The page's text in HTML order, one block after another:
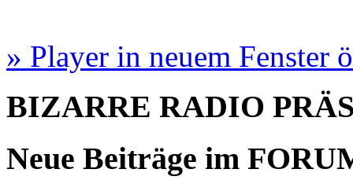
» Player in neuem Fenster
BIZARRE RADIO
Neue Beiträge im